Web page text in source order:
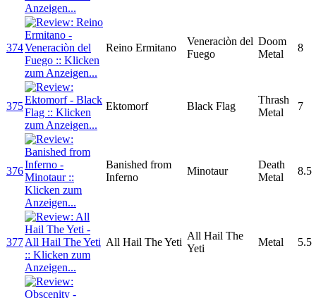
374 Reino Ermitano
Veneraciòn del
Fuego
Doom
Metal
8
375 Ektomorf Black Flag
Thrash
Metal
7
376
Banished from
Inferno
Minotaur
Death
Metal
8.5
377 All Hail The Yeti
All Hail The
Yeti
Metal 5.5